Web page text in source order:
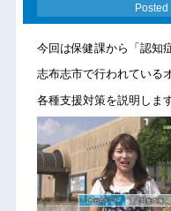
Posted
今回は保健課から「認知
志布志市で行われている
各種支援対策を説明します